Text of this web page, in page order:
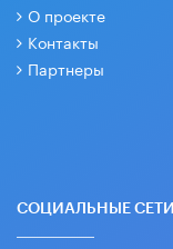
О проекте
Контакты
Партнеры
СОЦИАЛЬНЫЕ СЕТИ